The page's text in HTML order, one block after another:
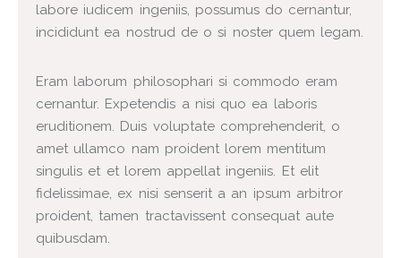
labore iudicem ingeniis, possumus do cernantur,
incididunt ea nostrud de o si noster quem legam.
Eram laborum philosophari si commodo eram
cernantur. Expetendis a nisi quo ea laboris
eruditionem. Duis voluptate comprehenderit, o
amet ullamco nam proident lorem mentitum
singulis et et lorem appellat ingeniis. Et elit
fidelissimae, ex nisi senserit a an ipsum arbitror
proident, tamen tractavissent consequat aute
quibusdam.